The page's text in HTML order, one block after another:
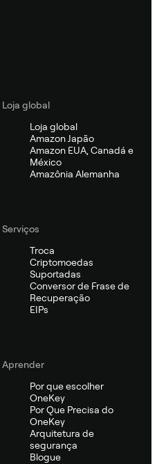
Loja global
Loja global
Amazon Japão
Amazon EUA, Canadá e
México
Amazônia Alemanha
Serviços
Troca
Criptomoedas
Suportadas
Conversor de Frase de
Recuperação
EIPs
Aprender
Por que escolher
OneKey
Por Que Precisa do
OneKey
Arquitetura de
segurança
Blogue